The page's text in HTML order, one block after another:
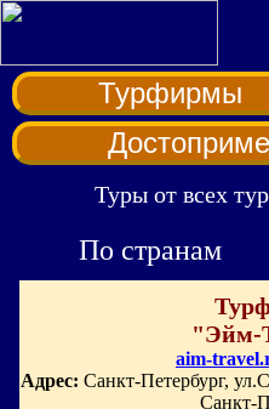
Турфирмы
Туры от всех
По странам
"Эйм-
aim-
Адрес: Санкт-Петербург,
Санкт-